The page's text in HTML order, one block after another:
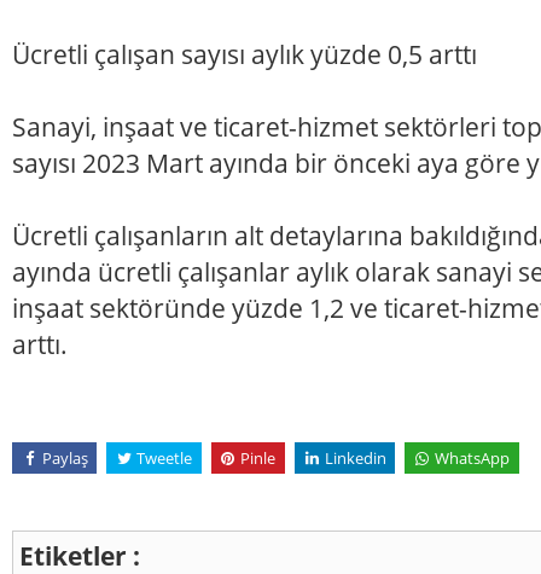
Ücretli çalışan sayısı aylık yüzde 0,5 arttı
Sanayi, inşaat ve ticaret-hizmet sektörleri
sayısı 2023 Mart ayında bir önceki aya göre
Ücretli çalışanların alt detaylarına
ayında ücretli çalışanlar aylık olarak sanayi
inşaat sektöründe yüzde 1,2 ve ticaret-
arttı.
Paylaş Tweetle Pinle Linkedin WhatsApp
Etiketler :